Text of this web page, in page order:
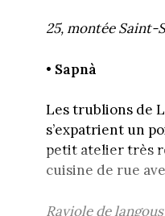
25, montée Saint-
• Sapnà
Les trublions de
s’expatrient un
petit atelier très
cuisine de rue
Raviole de